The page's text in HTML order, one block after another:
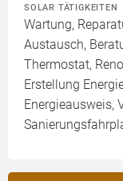
SOLAR TÄTIGKEITEN
Wartung,
Austausch,
Thermostat,
Erstellung
Energieausweis,